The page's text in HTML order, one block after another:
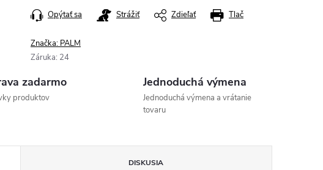
Tlač
Opýtať sa Strážiť Zdieľať
Značka: PALM
Záruka: 24
zadarmo
produktov
Jednoduchá výmena
Jednoduchá výmena a vrátanie
tovaru
DISKUSIA